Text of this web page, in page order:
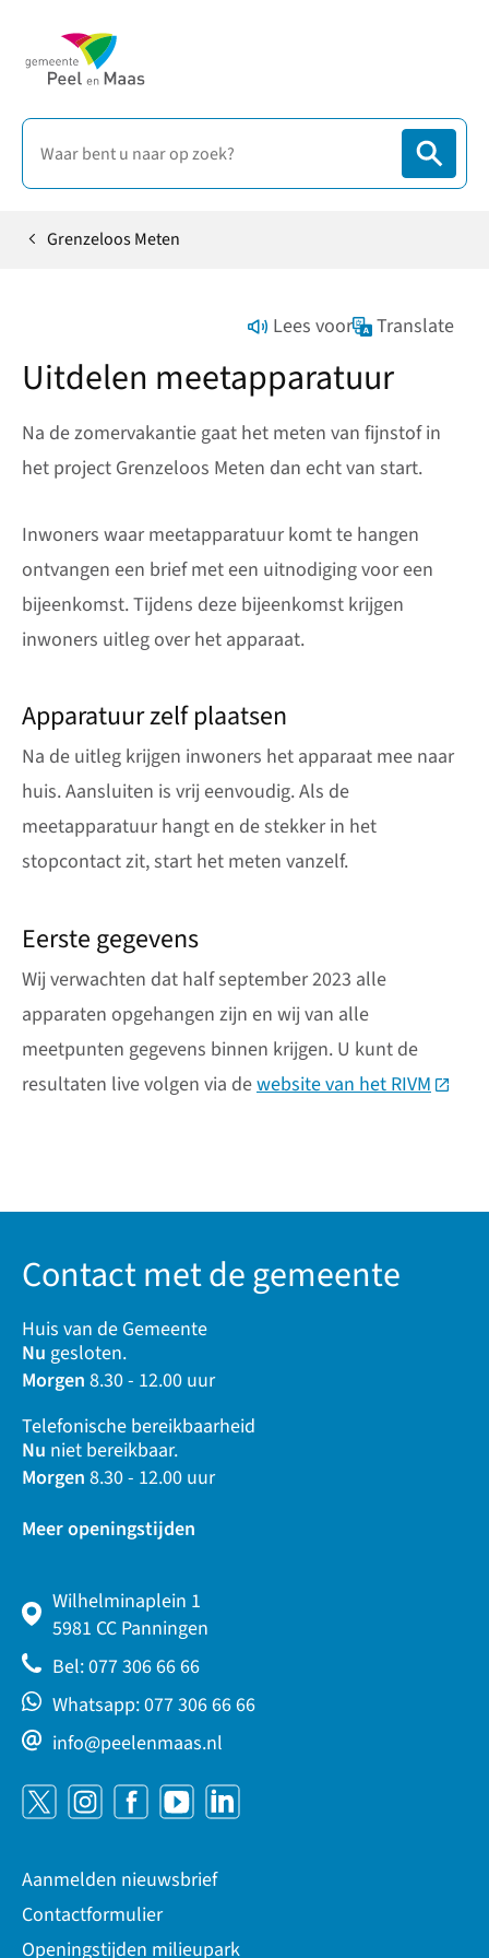
HomeGrenzeloos Meten
Lees voor Translate
Uitdelen meetapparatuur
Na de zomervakantie gaat het meten van fijnstof in
het project Grenzeloos Meten dan echt van start.
Inwoners waar meetapparatuur komt te hangen
ontvangen een brief met een uitnodiging voor een
bijeenkomst. Tijdens deze bijeenkomst krijgen
inwoners uitleg over het apparaat.
Apparatuur zelf plaatsen
Na de uitleg krijgen inwoners het apparaat mee naar
huis. Aansluiten is vrij eenvoudig. Als de
meetapparatuur hangt en de stekker in het
stopcontact zit, start het meten vanzelf.
Eerste gegevens
Wij verwachten dat half september 2023 alle
apparaten opgehangen zijn en wij van alle
meetpunten gegevens binnen krijgen. U kunt de
resultaten live volgen via dewebsite van het RIVM
Contact met de gemeente
Huis van de Gemeente
Nu gesloten.
Morgen 8.30 - 12.00 uur
Telefonische bereikbaarheid
Nu niet bereikbaar.
Morgen 8.30 - 12.00 uur
Meer openingstijden
Wilhelminaplein 1
5981 CC Panningen
Bel: 077 306 66 66
Whatsapp: 077 306 66 66
info@peelenmaas.nl
Aanmelden nieuwsbrief
Contactformulier
Openingstijden milieupark